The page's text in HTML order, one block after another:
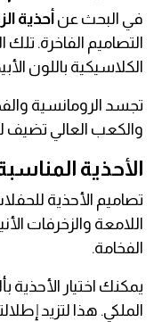
في البحث عنأحذية
التصاميم الفاخرة. تلك
الكلاسيكية باللون
تجسد الرومانسية
والكعب العالي تضيف
الأحذية
تصاميم الأحذية
اللامعة والزخرفات
الفخامة.
يمكنك اختيار الأحذية
الملكي. هذا لتزيد